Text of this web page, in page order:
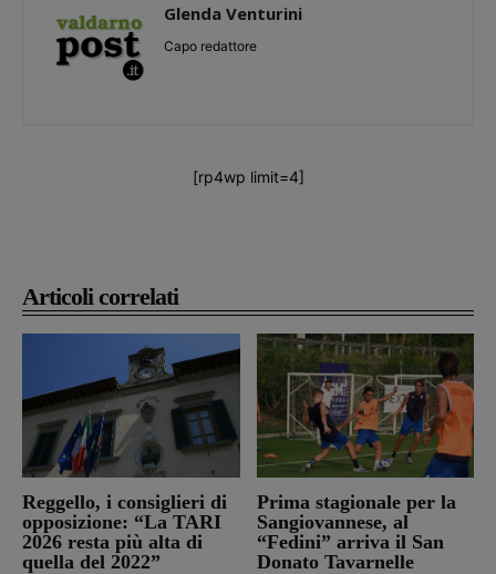
Articoli correlati
Reggello, i consiglieri di
opposizione: “La TARI
2026 resta più alta di
quella del 2022”
Prima stagionale per la
Sangiovannese, al
“Fedini” arriva il San
Donato Tavarnelle
Glenda Venturini
Capo redattore
[rp4wp limit=4]